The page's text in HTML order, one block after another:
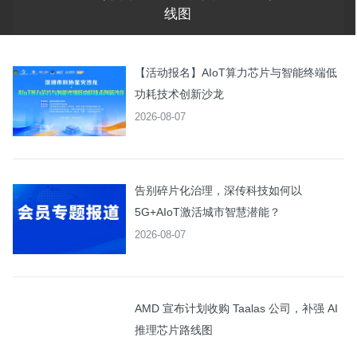
线图
【活动报名】AIoT算力芯片与智能终端低
功耗技术创新沙龙
2026-08-07
告别碎片化治理，深传科技如何以
5G+AIoT激活城市智慧潜能？
2026-08-07
AMD 宣布计划收购 Taalas 公司，补强 AI
推理芯片路线图